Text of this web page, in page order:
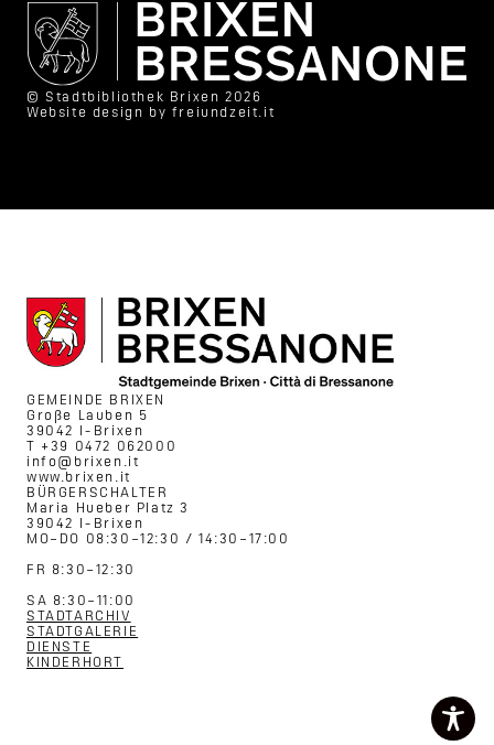
© Stadtbibliothek Brixen 2026
Website design by freiundzeit.it
GEMEINDE BRIXEN
Große Lauben 5
39042 I-Brixen
T +39 0472 062000
info@brixen.it
www.brixen.it
BÜRGERSCHALTER
Maria Hueber Platz 3
39042 I-Brixen
MO–DO 08:30–12:30 / 14:30–17:00
FR 8:30–12:30
SA 8:30–11:00
STADTARCHIV
STADTGALERIE
DIENSTE
KINDERHORT